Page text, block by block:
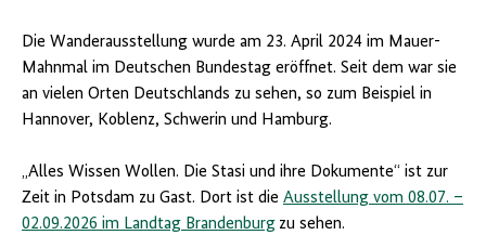
Die Wanderausstellung wurde am 23. April 2024 im Mauer-
Mahnmal im Deutschen Bundestag eröffnet. Seit dem war sie
an vielen Orten Deutschlands zu sehen, so zum Beispiel in
Hannover, Koblenz, Schwerin und Hamburg.
„Alles Wissen Wollen. Die Stasi und ihre Dokumente“ ist zur
Zeit in Potsdam zu Gast. Dort ist die Ausstellung vom 08.07. –
02.09.2026 im Landtag Brandenburg zu sehen.